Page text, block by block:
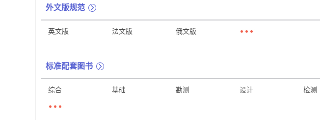
外文版规范
英文版 法文版 俄文版
标准配套图书
综合 基础 勘测 设计 检测